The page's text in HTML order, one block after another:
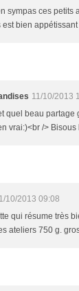
sympas ces petits
est bien appétissant
11/10/2013
quel beau partage
vrai:)<br /> Bisous
10/2013 09:08
qui résume très
ateliers 750 g.